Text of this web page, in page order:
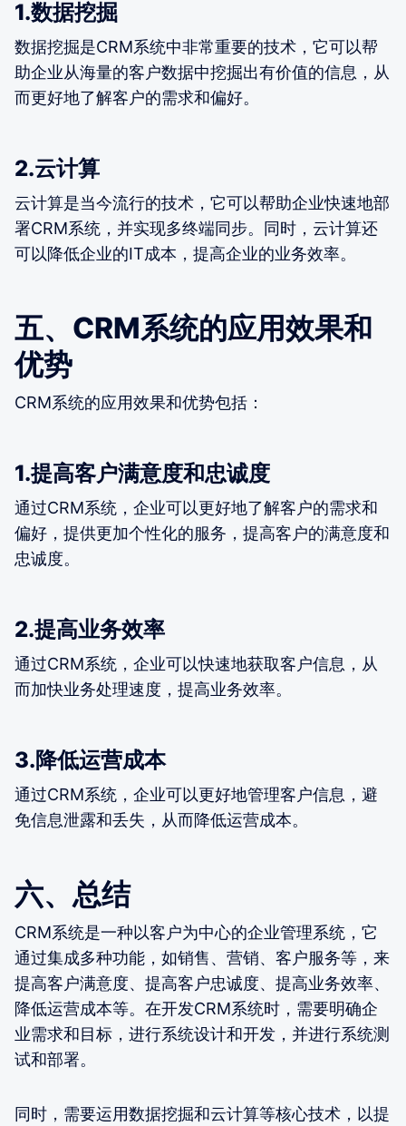
1.数据挖掘
数据挖掘是CRM系统中非常重要的技术，它可以帮
助企业从海量的客户数据中挖掘出有价值的信息，从
而更好地了解客户的需求和偏好。
2.云计算
云计算是当今流行的技术，它可以帮助企业快速地部
署CRM系统，并实现多终端同步。同时，云计算还
可以降低企业的IT成本，提高企业的业务效率。
五、CRM系统的应用效果和
优势
CRM系统的应用效果和优势包括：
1.提高客户满意度和忠诚度
通过CRM系统，企业可以更好地了解客户的需求和
偏好，提供更加个性化的服务，提高客户的满意度和
忠诚度。
2.提高业务效率
通过CRM系统，企业可以快速地获取客户信息，从
而加快业务处理速度，提高业务效率。
3.降低运营成本
通过CRM系统，企业可以更好地管理客户信息，避
免信息泄露和丢失，从而降低运营成本。
六、总结
CRM系统是一种以客户为中心的企业管理系统，它
通过集成多种功能，如销售、营销、客户服务等，来
提高客户满意度、提高客户忠诚度、提高业务效率、
降低运营成本等。在开发CRM系统时，需要明确企
业需求和目标，进行系统设计和开发，并进行系统测
试和部署。
同时，需要运用数据挖掘和云计算等核心技术，以提